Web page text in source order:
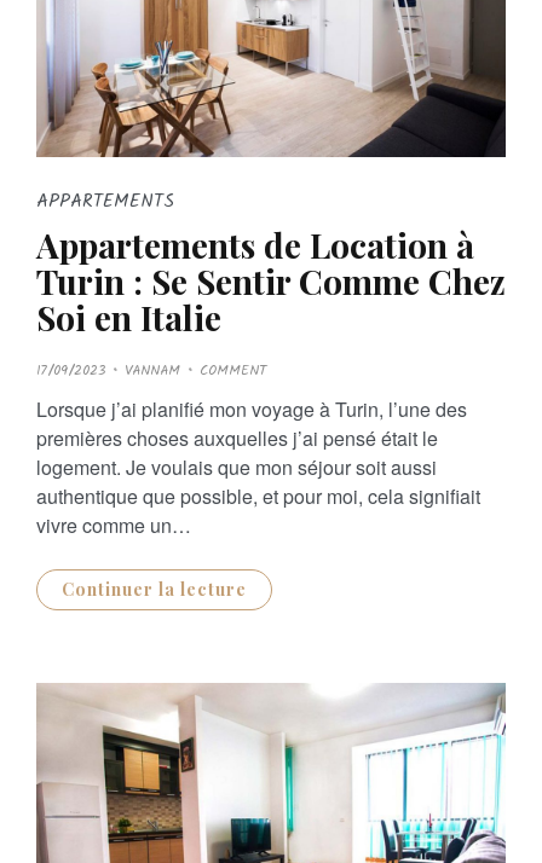
APPARTEMENTS
Appartements de Location à
Turin : Se Sentir Comme Chez
Soi en Italie
P
O
T
E
D
O
N
17/09/2023 VANNAM COMMENT
Lorsque j’ai planifié mon voyage à Turin, l’une des
premières choses auxquelles j’ai pensé était le
logement. Je voulais que mon séjour soit aussi
authentique que possible, et pour moi, cela signifiait
vivre comme un…
Continuer la lecture